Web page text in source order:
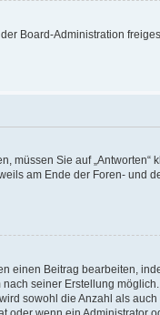
Board-Administration
müssen Sie auf „Antworten“
am Ende der Foren- und
einen Beitrag bearbeiten,
seiner Erstellung
sowohl die Anzahl als auch